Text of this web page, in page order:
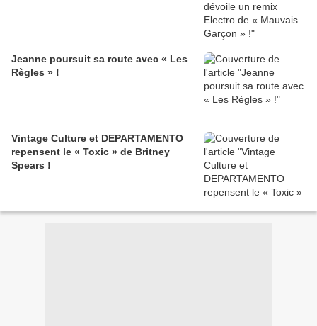
Jeanne poursuit sa route avec « Les
Règles » !
Vintage Culture et DEPARTAMENTO
repensent le « Toxic » de Britney
Spears !